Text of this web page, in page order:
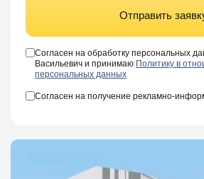
Отправить
Согласен на обработку персональных
Васильевич и принимаю Политику в
персональных данных
Согласен на получение рекламно-